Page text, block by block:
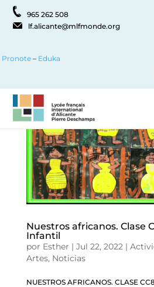
965 262 508
lf.alicante@mlfmonde.org
Pronote – Eduka
Nuestros africanos. Clase
Infantil
por Esther | Jul 22, 2022 |
Artes, Noticias
NUESTROS AFRICANOS. CLASE